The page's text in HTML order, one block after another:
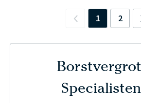
Previous
1 2